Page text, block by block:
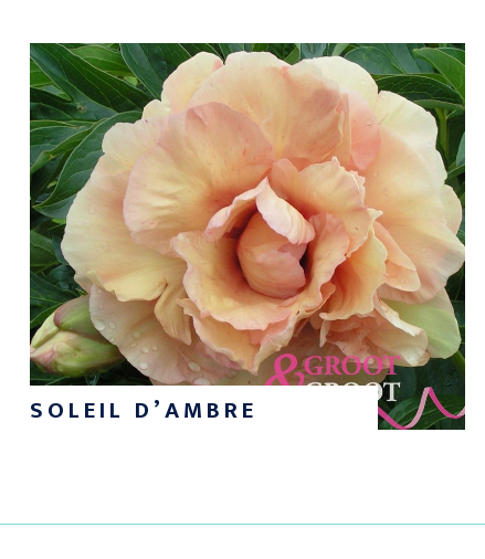
SOLEIL D’AMBRE